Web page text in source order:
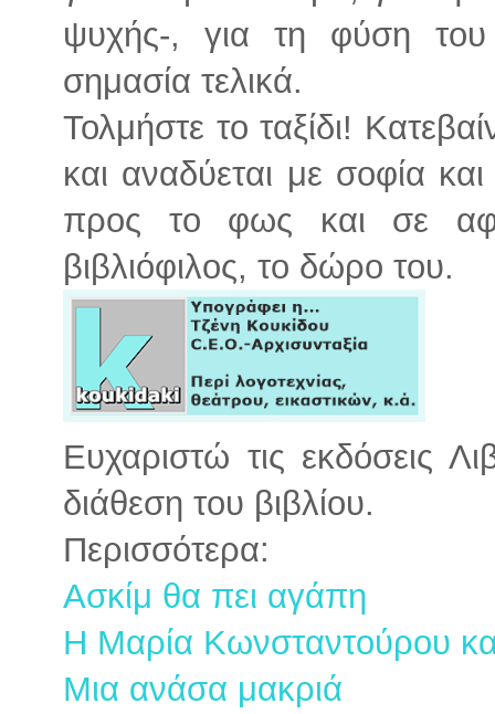
ψυχής-, για τη φύση του
σημασία τελικά.
Τολμήστε το ταξίδι!
και αναδύεται με σοφία
προς το φως και σε
βιβλιόφιλος, το δώρο του.
Ευχαριστώ τις εκδόσεις
διάθεση του βιβλίου.
Περισσότερα:
Ασκίμ θα πει αγάπη
Η Μαρία Κωνσταντούρου
Μια ανάσα μακριά